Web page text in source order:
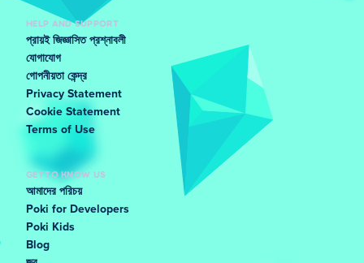
HELP AND SUPPORT
প্রায়ই জিজ্ঞাসিত প্রশ্নাবলী
যোগাযোগ
গোপনীয়তা কেন্দ্র
Privacy Statement
Cookie Statement
Terms of Use
GET TO KNOW US
আমাদের পরিচয়
Poki for Developers
Poki Kids
Blog